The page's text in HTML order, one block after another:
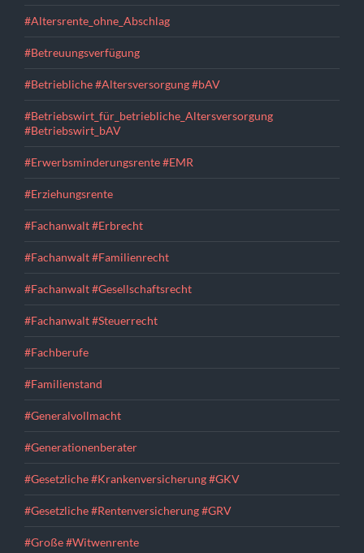
#Altersrente_ohne_Abschlag
#Betreuungsverfügung
#Betriebliche #Altersversorgung #bAV
#Betriebswirt_für_betriebliche_Altersversorgung
#Betriebswirt_bAV
#Erwerbsminderungsrente #EMR
#Erziehungsrente
#Fachanwalt #Erbrecht
#Fachanwalt #Familienrecht
#Fachanwalt #Gesellschaftsrecht
#Fachanwalt #Steuerrecht
#Fachberufe
#Familienstand
#Generalvollmacht
#Generationenberater
#Gesetzliche #Krankenversicherung #GKV
#Gesetzliche #Rentenversicherung #GRV
#Große #Witwenrente